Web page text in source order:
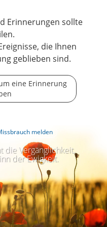
Erinnerungen sollte
die Ihnen
geblieben sind.
eine Erinnerung
die Vergänglichkeit,
der Ewigkeit.
melden